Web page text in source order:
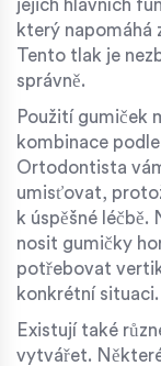
jejich hlavních
který napomáhá
Tento tlak je
správně.
Použití gumiček
kombinace
Ortodontista
umisťovat,
k úspěšné
nosit gumičky
potřebovat
konkrétní situaci.
Existují také
vytvářet.